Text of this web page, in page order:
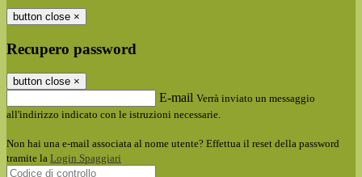
button close ×
Recupero password
button close ×
E-mail Verrà inviato un messaggio
all'indirizzo indicato con le istruzioni necessarie.
Non hai una e-mail associata al nome utente? Effettua il reset della password
tramite la Login Spaggiari